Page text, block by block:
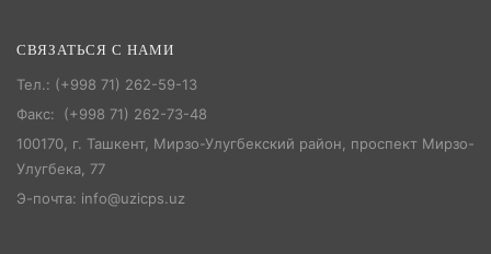
СВЯЗАТЬСЯ С НАМИ
Тел.: (+998 71) 262-59-13
Факс: (+998 71) 262-73-48
100170, г. Ташкент, Мирзо-Улугбекский район, проспект Мирзо-
Улугбека, 77
Э-почта: info@uzicps.uz